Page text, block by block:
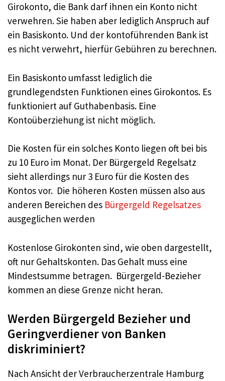
Girokonto, die Bank darf ihnen ein Konto nicht
verwehren. Sie haben aber lediglich Anspruch auf
ein Basiskonto. Und der kontoführenden Bank ist
es nicht verwehrt, hierfür Gebühren zu berechnen.
Ein Basiskonto umfasst lediglich die
grundlegendsten Funktionen eines Girokontos. Es
funktioniert auf Guthabenbasis. Eine
Kontoüberziehung ist nicht möglich.
Die Kosten für ein solches Konto liegen oft bei bis
zu 10 Euro im Monat. Der Bürgergeld Regelsatz
sieht allerdings nur 3 Euro für die Kosten des
Kontos vor. Die höheren Kosten müssen also aus
anderen Bereichen des Bürgergeld Regelsatzes
ausgeglichen werden
Kostenlose Girokonten sind, wie oben dargestellt,
oft nur Gehaltskonten. Das Gehalt muss eine
Mindestsumme betragen. Bürgergeld-Bezieher
kommen an diese Grenze nicht heran.
Werden Bürgergeld Bezieher und
Geringverdiener von Banken
diskriminiert?
Nach Ansicht der Verbraucherzentrale Hamburg